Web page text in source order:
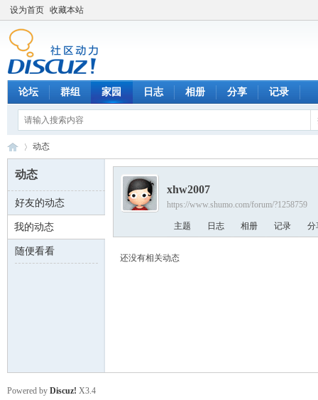
设为首页 收藏本站
论坛 群组 家园 日志 相册 分享 记录
数 ›
动态
动态
好友的动态
我的动态
随便看看
xhw2007
https://www.shumo.com/forum/?1258759
主题 日志 相册 记录 分
还没有相关动态
Powered by Discuz! X3.4